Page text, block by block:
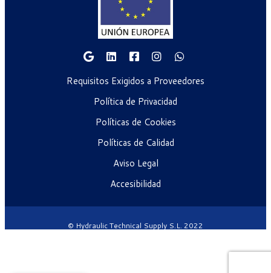
Requisitos Exigidos a Proveedores
Política de Privacidad
Políticas de Cookies
Políticas de Calidad
Aviso Legal
Accesibilidad
© Hydraulic Technical Supply S.L. 2022